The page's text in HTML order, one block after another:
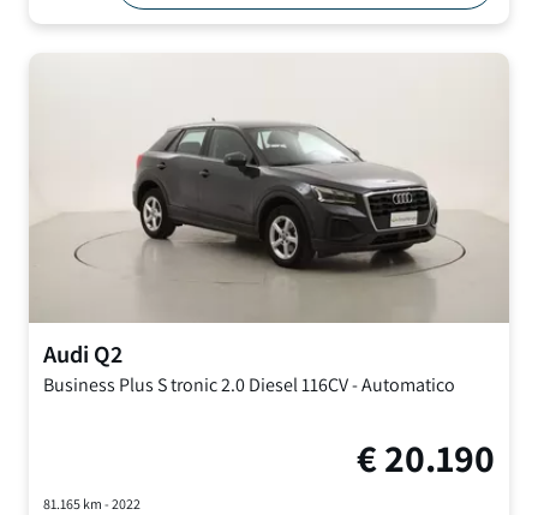
Audi Q2
Business Plus S tronic2.0 Diesel 116CV-Automatico
€20.190
81.165km - 2022